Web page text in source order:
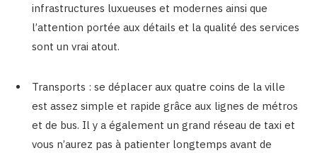
infrastructures luxueuses et modernes ainsi que
l’attention portée aux détails et la qualité des services
sont un vrai atout.
Transports : se déplacer aux quatre coins de la ville
est assez simple et rapide grâce aux lignes de métros
et de bus. Il y a également un grand réseau de taxi et
vous n’aurez pas à patienter longtemps avant de